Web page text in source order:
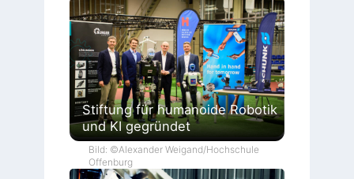
Stiftung für humanoide Robotik
und KI gegründet
Bild: ©Alexander Weigand/Hochschule
Offenburg